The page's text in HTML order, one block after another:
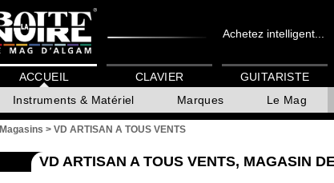
Achetez intelligent...
ACCUEIL
Instruments & Matériel
Marques Le Mag
CLAVIER GUITARISTE
Magasins > VD ARTISAN A TOUS VENTS
VD ARTISAN A TOUS VENTS, MAGASIN